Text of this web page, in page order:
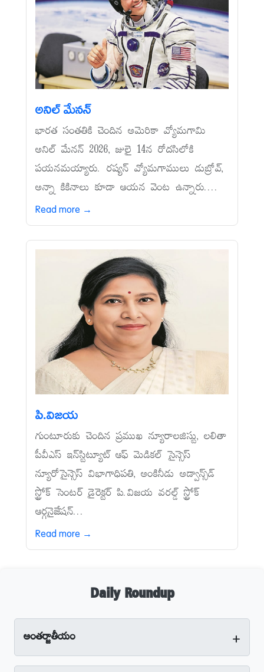
అనిల్‌ మేనన్‌
భారత సంతతికి చెందిన అమెరికా వ్యోమగామి
అనిల్‌ మేనన్‌ 2026, జులై 14న రోదసిలోకి
పయనమయ్యారు. రష్యన్‌ వ్యోమగాములు డుబ్రోవ్,
అన్నా కికినాలు కూడా ఆయన వెంట ఉన్నారు....
Read more →
పి.విజయ
గుంటూరుకు చెందిన ప్రముఖ న్యూరాలజిస్టు, లలితా
పీవీఎస్‌ ఇన్‌స్టిట్యూట్‌ ఆఫ్‌ మెడికల్‌ సైన్సెస్‌
న్యూరోసైన్సెస్‌ విభాగాధిపతి, అంకినీడు అడ్వాన్స్‌డ్‌
స్ట్రోక్‌ సెంటర్‌ డైరెక్టర్‌ పి.విజయ వరల్డ్‌ స్ట్రోక్‌
ఆర్గనైజేషన్‌...
Read more →
Daily Roundup
అంతర్జాతీయం +